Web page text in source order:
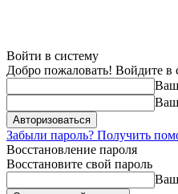
Войти в систему
Добро пожаловать! Войдите в
Ваш
Забыли пароль? Получить
Восстановление пароля
Восстановите свой пароль
Ваш